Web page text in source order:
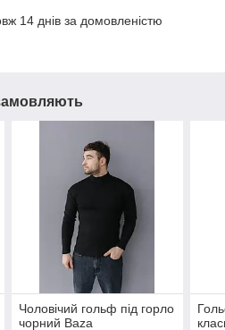
14 днів за домовленістю
Чоловічий гольф під горло
чорний Baza